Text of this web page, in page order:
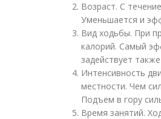
Возраст. С
Уменьшается и
Вид ходьбы. При
калорий. Самый
задействует
Интенсивность
местности. Чем
Подъем в гору
Время занятий.